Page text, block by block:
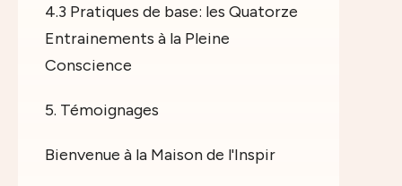
4.3 Pratiques de base: les Quatorze
Entrainements à la Pleine
Conscience
5. Témoignages
Bienvenue à la Maison de l'Inspir